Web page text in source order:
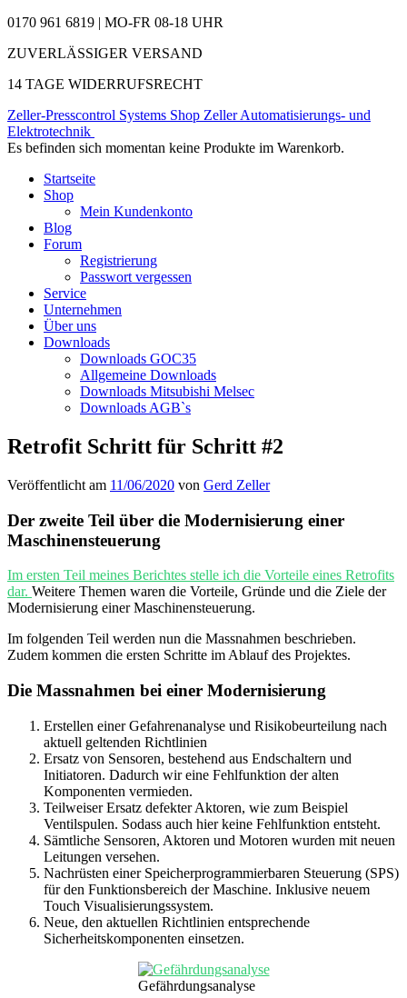
0170 961 6819 | MO-FR 08-18 UHR
ZUVERLÄSSIGER VERSAND
14 TAGE WIDERRUFSRECHT
Zeller-Presscontrol Systems Shop Zeller Automatisierungs- und
Elektrotechnik
Es befinden sich momentan keine Produkte im Warenkorb.
Startseite
Shop
Mein Kundenkonto
Blog
Forum
Registrierung
Passwort vergessen
Service
Unternehmen
Über uns
Downloads
Downloads GOC35
Allgemeine Downloads
Downloads Mitsubishi Melsec
Downloads AGB`s
Retrofit Schritt für Schritt #2
Veröffentlicht am 11/06/2020 von Gerd Zeller
Der zweite Teil über die Modernisierung einer
Maschinensteuerung
Im ersten Teil meines Berichtes stelle ich die Vorteile eines Retrofits
dar. Weitere Themen waren die Vorteile, Gründe und die Ziele der
Modernisierung einer Maschinensteuerung.
Im folgenden Teil werden nun die Massnahmen beschrieben.
Zudem kommen die ersten Schritte im Ablauf des Projektes.
Die Massnahmen bei einer Modernisierung
Erstellen einer Gefahrenanalyse und Risikobeurteilung nach
aktuell geltenden Richtlinien
Ersatz von Sensoren, bestehend aus Endschaltern und
Initiatoren. Dadurch wir eine Fehlfunktion der alten
Komponenten vermieden.
Teilweiser Ersatz defekter Aktoren, wie zum Beispiel
Ventilspulen. Sodass auch hier keine Fehlfunktion entsteht.
Sämtliche Sensoren, Aktoren und Motoren wurden mit neuen
Leitungen versehen.
Nachrüsten einer Speicherprogrammierbaren Steuerung (SPS)
für den Funktionsbereich der Maschine. Inklusive neuem
Touch Visualisierungssystem.
Neue, den aktuellen Richtlinien entsprechende
Sicherheitskomponenten einsetzen.
Gefährdungsanalyse